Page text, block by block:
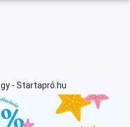
- Startapró.hu